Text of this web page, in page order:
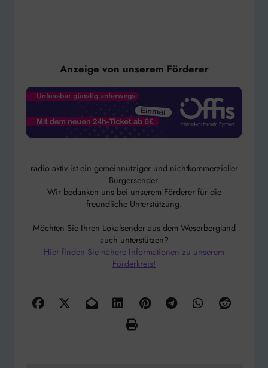
Anzeige von unserem Förderer
radio aktiv ist ein gemeinnütziger und nichtkommerzieller
Bürgersender.
Wir bedanken uns bei unserem Förderer für die
freundliche Unterstützung.
Möchten Sie Ihren Lokalsender aus dem Weserbergland
auch unterstützen?
Hier finden Sie nähere Informationen zu unserem
Förderkreis!